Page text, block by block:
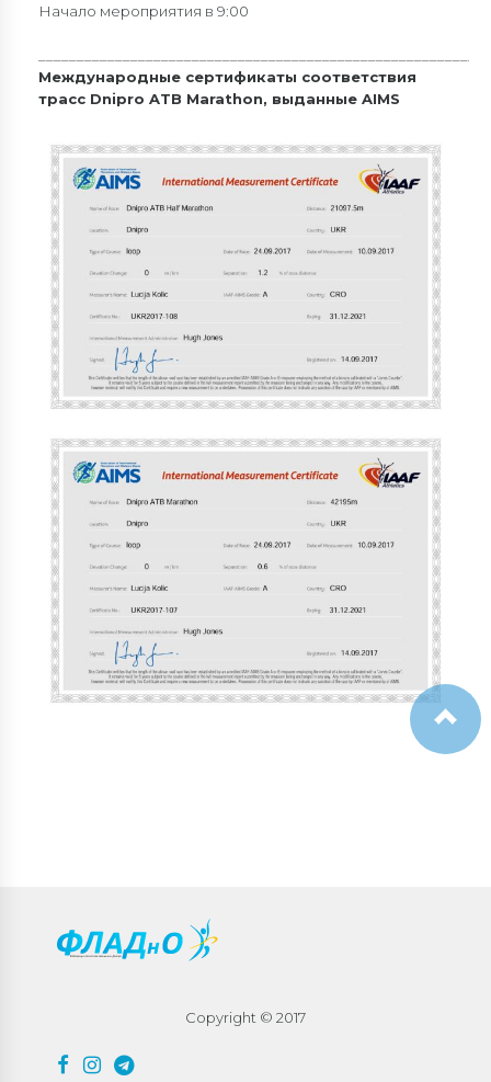
Начало мероприятия в 9:00
Международные сертификаты соответствия
трасс Dnipro ATB Marathon, выданные AIMS
Подія
Navigation
Copyright © 2017